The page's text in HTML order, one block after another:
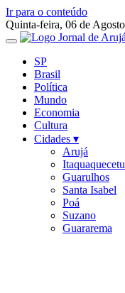
Ir para o conteúdo
Quinta-feira, 06 de
SP
Brasil
Política
Mundo
Economia
Cultura
Cidades ▾
Arujá
Guarulhos
Santa Isabel
Poá
Suzano
Guararema